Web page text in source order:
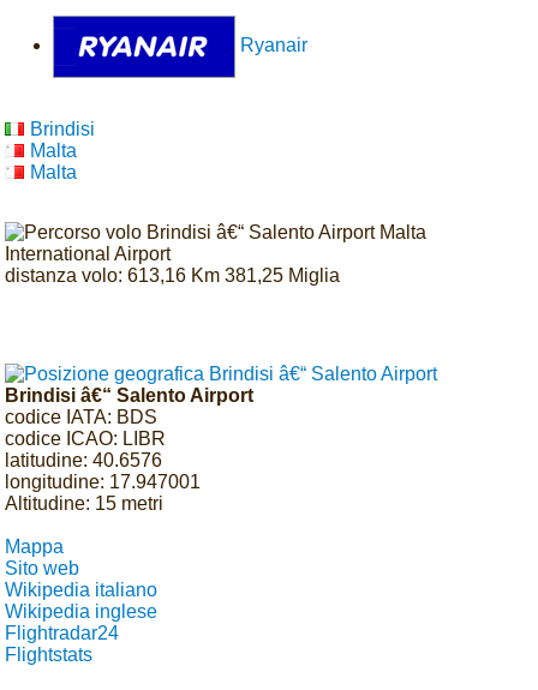
Ryanair
Brindisi
Malta
Malta
distanza volo: 613,16 Km 381,25 Miglia
Brindisi â€“ Salento Airport
codice IATA: BDS
codice ICAO: LIBR
latitudine: 40.6576
longitudine: 17.947001
Altitudine: 15 metri
Mappa
Sito web
Wikipedia italiano
Wikipedia inglese
Flightradar24
Flightstats